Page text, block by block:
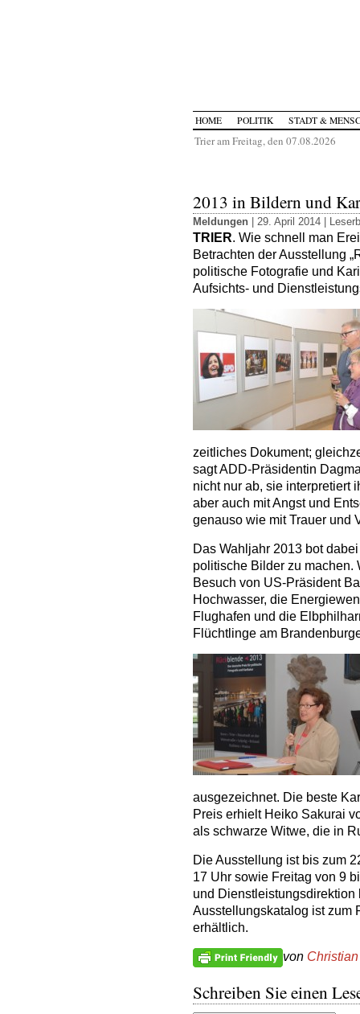
HOME POLITIK STADT &
Trier am Freitag, den 07.08.2026
2013 in Bildern und
Meldungen | 29. April 2014 |
TRIER. Wie schnell man
Betrachten der Ausstellung
politische Fotografie und
Aufsichts- und
zeitliches Dokument;
sagt ADD-Präsidentin
nicht nur ab, sie interpretiert
aber auch mit Angst und
genauso wie mit Trauer und
Das Wahljahr 2013 bot
politische Bilder zu machen.
Besuch von US-Präsident
Hochwasser, die
Flughafen und die
Flüchtlinge am
ausgezeichnet. Die beste
Preis erhielt Heiko Sakurai
als schwarze Witwe, die in
Die Ausstellung ist bis zum
17 Uhr sowie Freitag von 9
und
Ausstellungskatalog ist zum
erhältlich.
von
Schreiben Sie einen